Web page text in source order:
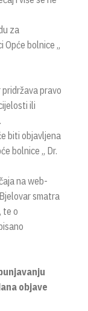
za
Opće bolnice „
pridržava pravo
ili
biti objavljena
bolnice „ Dr.
na web-
smatra
te o
objave